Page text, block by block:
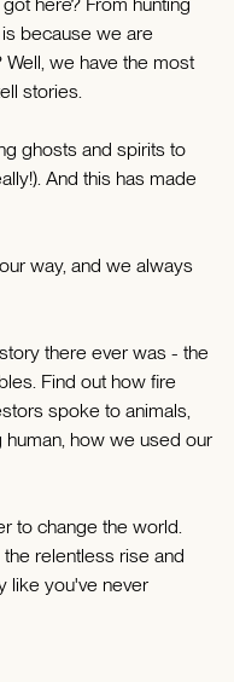
because we are
we have the most
stories.
ghosts and spirits to
And this has made
way, and we always
there ever was - the
Find out how fire
spoke to animals,
how we used our
to change the world.
relentless rise and
like you've never